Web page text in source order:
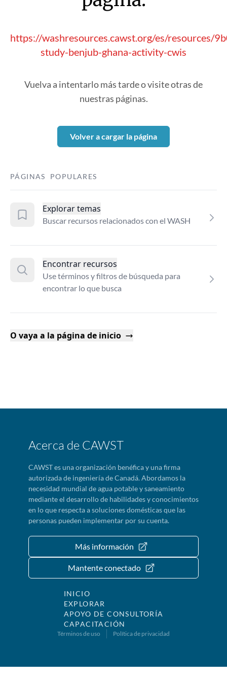
https://washresources.cawst.org/es/resources/
study-benjub-ghana-activity-cwis
Vuelva a intentarlo más tarde o visite otras de
nuestras páginas.
Volver a cargar la página
PÁGINAS POPULARES
Explorar temas
Buscar recursos relacionados con el WASH
Encontrar recursos
Use términos y filtros de búsqueda para
encontrar lo que busca
O vaya a la página de inicio
Acerca de CAWST
CAWST es una organización benéfica y una firma
autorizada de ingeniería de Canadá. Abordamos la
necesidad mundial de agua potable y saneamiento
mediante el desarrollo de habilidades y conocimientos
en lo que respecta a soluciones domésticas que las
personas pueden implementar por su cuenta.
Más información
Mantente conectado
INICIO
EXPLORAR
APOYO DE CONSULTORÍA
CAPACITACIÓN
Términos de uso Política de privacidad